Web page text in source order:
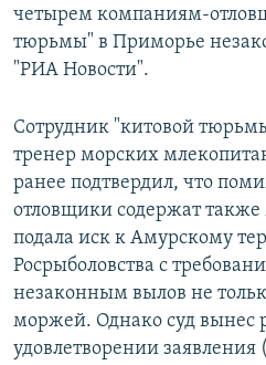
четырем компаниям-
тюрьмы" в Приморье
"РИА Новости".
Сотрудник "китовой
тренер морских
ранее подтвердил, что
отловщики содержат
подала иск к Амурскому
Росрыболовства с
незаконным вылов не
моржей. Однако суд вынес
удовлетворении